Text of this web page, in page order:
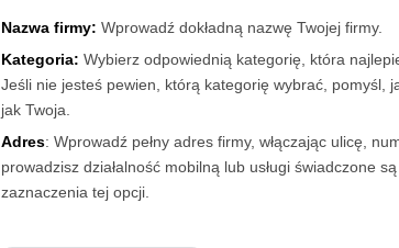
Nazwa firmy: Wprowadź dokładną nazwę Twojej firmy.
Kategoria: Wybierz odpowiednią kategorię, która
Jeśli nie jesteś pewien, którą kategorię wybrać, pomyśl,
jak Twoja.
Adres: Wprowadź pełny adres firmy, włączając ulicę,
prowadzisz działalność mobilną lub usługi świadczone
zaznaczenia tej opcji.